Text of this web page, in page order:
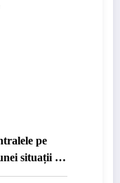
pe
situații de